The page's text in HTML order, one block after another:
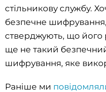
стільникову службу.
безпечне шифрування,
стверджують, що його
ще не такий
шифрування, яке
Раніше ми